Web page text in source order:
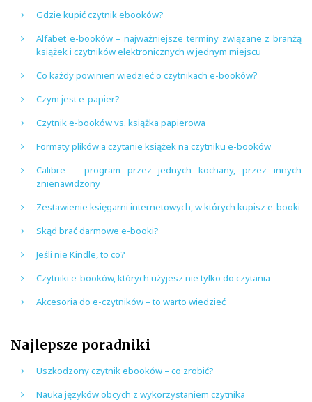
Gdzie kupić czytnik ebooków?
Alfabet e-booków – najważniejsze terminy związane z branżą
książek i czytników elektronicznych w jednym miejscu
Co każdy powinien wiedzieć o czytnikach e-booków?
Czym jest e-papier?
Czytnik e-booków vs. książka papierowa
Formaty plików a czytanie książek na czytniku e-booków
Calibre – program przez jednych kochany, przez innych
znienawidzony
Zestawienie księgarni internetowych, w których kupisz e-booki
Skąd brać darmowe e-booki?
Jeśli nie Kindle, to co?
Czytniki e-booków, których użyjesz nie tylko do czytania
Akcesoria do e-czytników – to warto wiedzieć
Najlepsze poradniki
Uszkodzony czytnik ebooków – co zrobić?
Nauka języków obcych z wykorzystaniem czytnika